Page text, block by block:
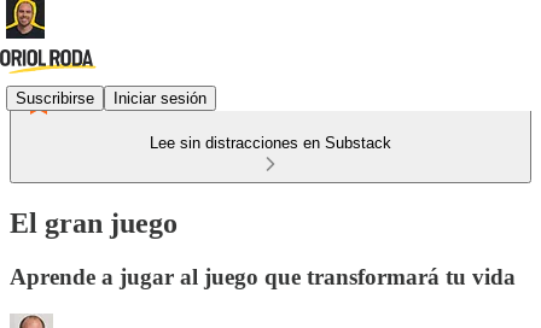
Suscribirse Iniciar sesión
Lee sin distracciones en Substack
El gran juego
Aprende a jugar al juego que transformará tu vida